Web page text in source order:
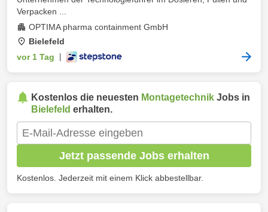
Verpacken ...
OPTIMA pharma containment GmbH
Bielefeld
vor 1 Tag
Kostenlos die neuesten Montagetechnik Jobs in
Bielefeld erhalten.
Jetzt passende Jobs erhalten
Kostenlos. Jederzeit mit einem Klick abbestellbar.